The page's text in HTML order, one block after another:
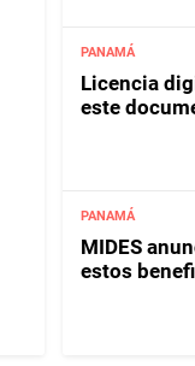
PANAMÁ
Licencia
este
PANAMÁ
MIDES
estos